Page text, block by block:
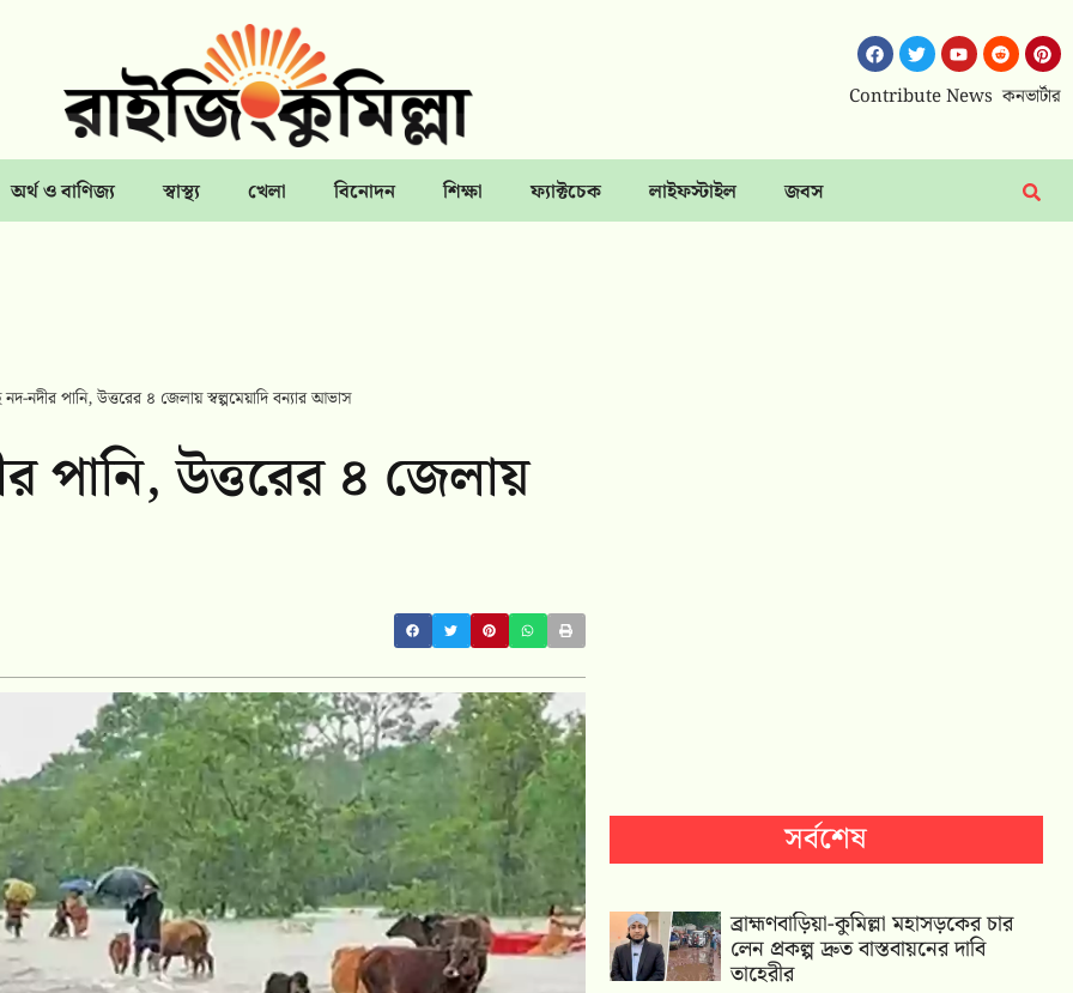
Contribute News কনভার্টার
অর্থ ও বাণিজ্য স্বাস্থ্য খেলা বিনোদন শিক্ষা ফ্যাক্টচেক লাইফস্টাইল জবস
নদ-নদীর পানি, উত্তরের ৪ জেলায় স্বল্পমেয়াদি বন্যার আভাস
পানি, উত্তরের ৪ জেলায়
সর্বশেষ
ব্রাহ্মণবাড়িয়া-কুমিল্লা মহাসড়কের চার
লেন প্রকল্প দ্রুত বাস্তবায়নের দাবি
তাহেরীর